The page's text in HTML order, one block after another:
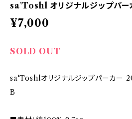
sa'Toshl オリジナルジップパ
¥7,000
SOLD OUT
sa'Toshlオリジナルジップパーカー
B